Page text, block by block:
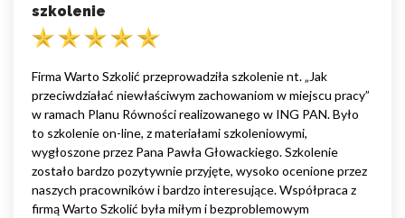
szkolenie
Firma Warto Szkolić przeprowadziła szkolenie nt. „Jak
przeciwdziałać niewłaściwym zachowaniom w miejscu pracy”
w ramach Planu Równości realizowanego w ING PAN. Było
to szkolenie on-line, z materiałami szkoleniowymi,
wygłoszone przez Pana Pawła Głowackiego. Szkolenie
zostało bardzo pozytywnie przyjęte, wysoko ocenione przez
naszych pracowników i bardzo interesujące. Współpraca z
firmą Warto Szkolić była miłym i bezproblemowym